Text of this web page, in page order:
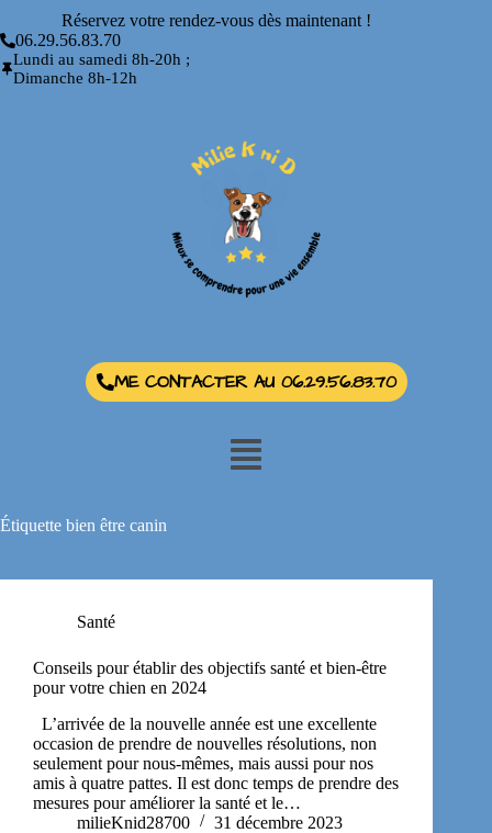
Réservez votre rendez-vous dès maintenant !
06.29.56.83.70
Lundi au samedi 8h-20h ;
Dimanche 8h-12h
ME CONTACTER AU 06.29.56.83.70
Étiquette bien être canin
Santé
Conseils pour établir des objectifs santé et bien-être
pour votre chien en 2024
L’arrivée de la nouvelle année est une excellente
occasion de prendre de nouvelles résolutions, non
seulement pour nous-mêmes, mais aussi pour nos
amis à quatre pattes. Il est donc temps de prendre des
mesures pour améliorer la santé et le…
milieKnid28700
31 décembre 2023